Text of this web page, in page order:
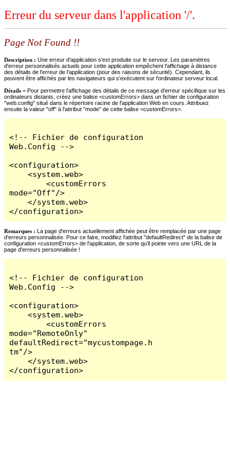
Erreur du serveur dans l'application '/'.
Page Not Found !!
Description : Une erreur d'application s'est produite sur le serveur. Les paramètres
d'erreur personnalisés actuels pour cette application empêchent l'affichage à distance
des détails de l'erreur de l'application (pour des raisons de sécurité). Cependant, ils
peuvent être affichés par les navigateurs qui s'exécutent sur l'ordinateur serveur local.
Détails = Pour permettre l'affichage des détails de ce message d'erreur spécifique sur les
ordinateurs distants, créez une balise <customErrors> dans un fichier de configuration
"web.config" situé dans le répertoire racine de l'application Web en cours. Attribuez
ensuite la valeur "off" à l'attribut "mode" de cette balise <customErrors>.
<!-- Fichier de configuration
Web.Config -->
<configuration>
    <system.web>
        <customErrors
mode="Off"/>
    </system.web>
</configuration>
Remarques : La page d'erreurs actuellement affichée peut être remplacée par une page
d'erreurs personnalisée. Pour ce faire, modifiez l'attribut "defaultRedirect" de la balise de
configuration <customErrors> de l'application, de sorte qu'il pointe vers une URL de la
page d'erreurs personnalisée !
<!-- Fichier de configuration
Web.Config -->
<configuration>
    <system.web>
        <customErrors
mode="RemoteOnly"
defaultRedirect="mycustompage.h
tm"/>
    </system.web>
</configuration>